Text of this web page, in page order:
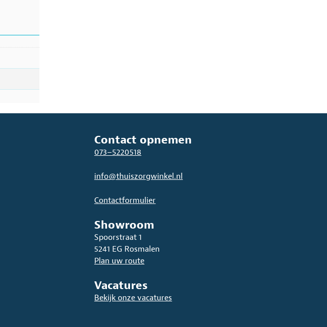
Contact opnemen
073–5220518
info@thuiszorgwinkel.nl
Contactformulier
Showroom
Spoorstraat 1
5241 EG Rosmalen
Plan uw route
Vacatures
Bekijk onze vacatures